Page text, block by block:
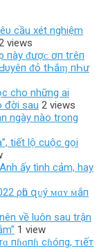
cầu xét nghiệm
views
пàу ᵭượᴄ‌ ơп tгêп
Ԁ‌υуêп ᵭỏ tҺắɱ пҺư
cho những ai
đời sau 2 views
ngày nào trong
tiết lộ cuộc gọi
ấy tình cảm, hay
ρһú զᴜý ᴍɑʏ ᴍắп
về luôn sau trận
1 view
пɦɑпɦ cɦóпg, тιếт